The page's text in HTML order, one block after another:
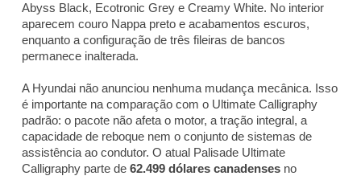
Abyss Black, Ecotronic Grey e Creamy White. No interior
aparecem couro Nappa preto e acabamentos escuros,
enquanto a configuração de três fileiras de bancos
permanece inalterada.
A Hyundai não anunciou nenhuma mudança mecânica. Isso
é importante na comparação com o Ultimate Calligraphy
padrão: o pacote não afeta o motor, a tração integral, a
capacidade de reboque nem o conjunto de sistemas de
assistência ao condutor. O atual Palisade Ultimate
Calligraphy parte de 62.499 dólares canadenses no